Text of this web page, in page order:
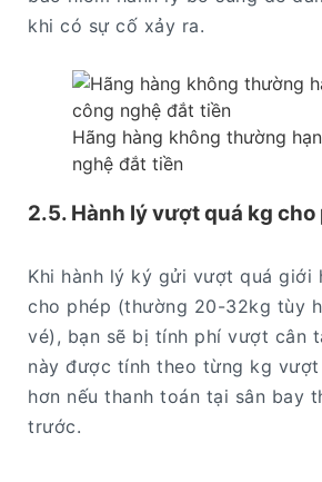
khi có sự cố xảy ra.
Hãng hàng không thường
nghệ đắt tiền
2.5. Hành lý vượt quá kg cho
Khi hành lý ký gửi vượt quá giới
cho phép (thường 20-32kg tùy
vé), bạn sẽ bị tính phí vượt cân
này được tính theo từng kg
hơn nếu thanh toán tại sân bay
trước.